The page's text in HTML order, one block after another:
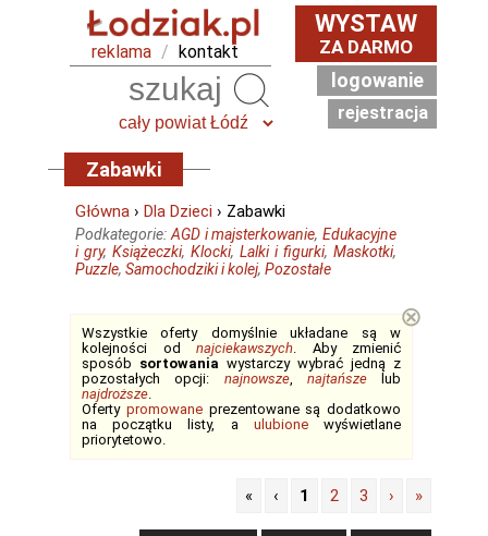
reklama / kontakt
WYSTAW
ZA DARMO
logowanie
rejestracja
Zabawki
Główna › Dla Dzieci › Zabawki
Podkategorie: AGD i majsterkowanie, Edukacyjne
i gry, Książeczki, Klocki, Lalki i figurki, Maskotki,
Puzzle, Samochodziki i kolej, Pozostałe
Wszystkie oferty domyślnie układane są w
kolejności od najciekawszych. Aby zmienić
sposób sortowania wystarczy wybrać jedną z
pozostałych opcji: najnowsze, najtańszelub
najdroższe.
Oferty promowaneprezentowane są dodatkowo
na początku listy, a ulubionewyświetlane
priorytetowo.
⊗
« ‹ 1 2 3 › »